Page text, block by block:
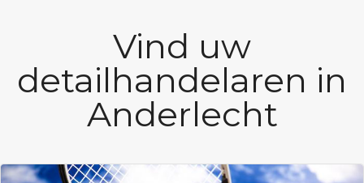
Vind uw
detailhandelaren in
Anderlecht